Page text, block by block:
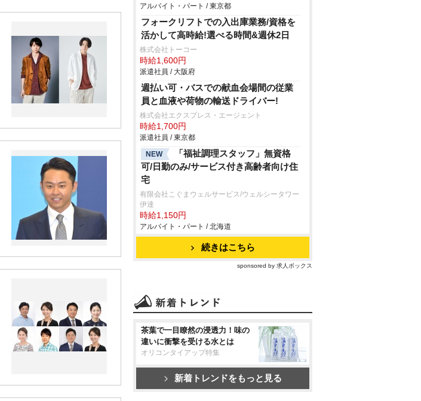
アルバイト・パート / 東京都
フォークリフトでの入出庫業務/資格を
活かして高時給!選べる時間&週休2日
株式会社トーコー
時給1,600円
派遣社員 / 大阪府
週払い可・バスでの献血会場間の従業
員と血液や荷物の輸送ドライバー!
株式会社エクスプレス・エージェント
時給1,700円
派遣社員 / 東京都
NEW
「福祉調理スタッフ」無資格
可/日勤のみ/サービス付き高齢者向け住
宅
有限会社こぐまウェルサービス/ウェルシータワー
伊達
時給1,150円
アルバイト・パート / 北海道
続きはこちら
sponsored by 求人ボックス
茶葉で一目瞭然の浸透力！味の
違いに衝撃を受ける水とは
オリコンタイアップ特集
新着トレンドをもっと見る